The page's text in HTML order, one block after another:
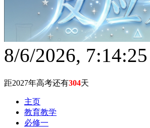
8/6/2026,
距2027年高考还有304天
主页
教育教学
必修一